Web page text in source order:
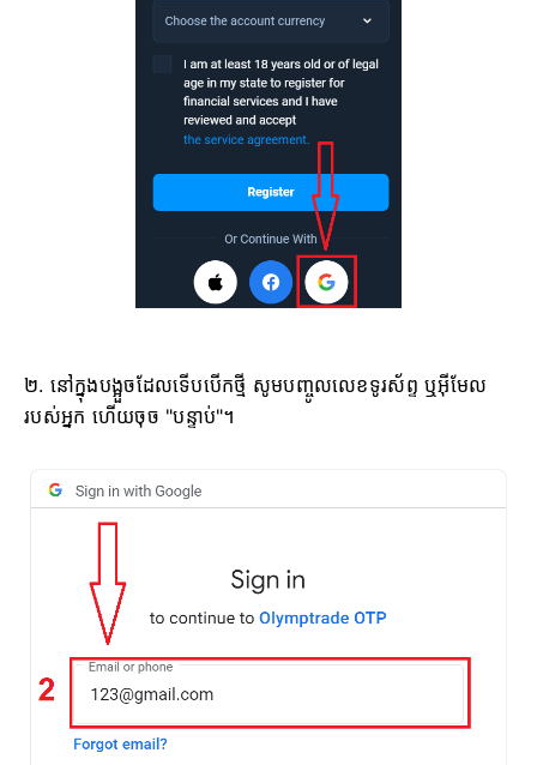
២. នៅក្នុងបង្អួចដែលទើបបើកថ្មី សូមបញ្ចូលលេខទូរស័ព្ទ ឬអ៊ីមែល
របស់អ្នក ហើយចុច "បន្ទាប់"។